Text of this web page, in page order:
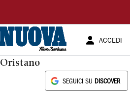
ACCEDI
Oristano
SEGUICI SU DISCOVER